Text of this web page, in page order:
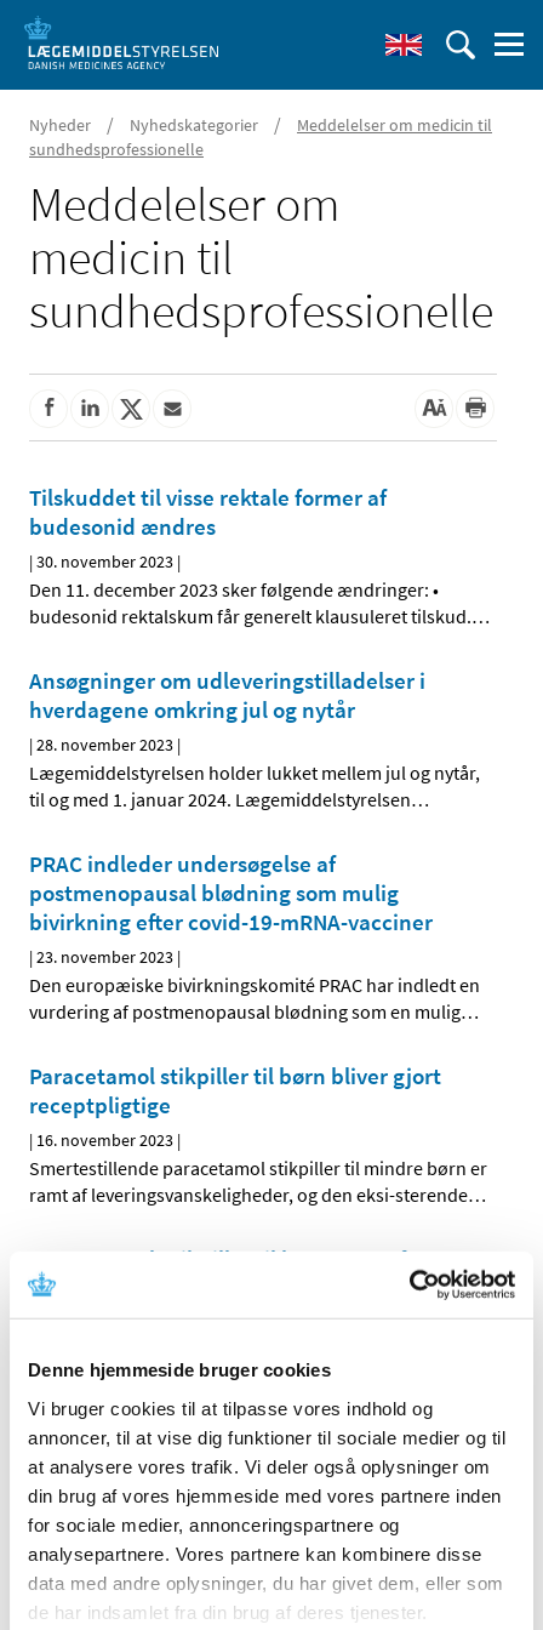
Denne hjemmeside bruger cookies
Vi bruger cookies til at tilpasse vores indhold og
annoncer, til at vise dig funktioner til sociale medier og til
at analysere vores trafik. Vi deler også oplysninger om
din brug af vores hjemmeside med vores partnere inden
for sociale medier, annonceringspartnere og
analysepartnere. Vores partnere kan kombinere disse
data med andre oplysninger, du har givet dem, eller som
de har indsamlet fra din brug af deres tjenester.
Nyheder / Nyhedskategorier /
Meddelelser om medicin til
sundhedsprofessionelle
Meddelelser om
medicin til
sundhedsprofessionelle
Tilskuddet til visse rektale former af
budesonid ændres
|30. november 2023 |
Den 11. december 2023 sker følgende ændringer: •
budesonid rektalskum får generelt klausuleret tilskud.…
Ansøgninger om udleveringstilladelser i
hverdagene omkring jul og nytår
|28. november 2023 |
Lægemiddelstyrelsen holder lukket mellem jul og nytår,
til og med 1. januar 2024. Lægemiddelstyrelsen…
PRAC indleder undersøgelse af
postmenopausal blødning som mulig
bivirkning efter covid-19-mRNA-vacciner
|23. november 2023 |
Den europæiske bivirkningskomité PRAC har indledt en
vurdering af postmenopausal blødning som en mulig…
Paracetamol stikpiller til børn bliver gjort
receptpligtige
| 16. november 2023 |
Smertestillende paracetamol stikpiller til mindre børn er
ramt af leveringsvanskeligheder, og den eksi-sterende…
Paracetamol-stikpiller til børn ramt af
leveringsproblemer
|9. november 2023|
vælger Paracetamol i oral form frem for stikpiller.
De første elektroniske produktinformationer
om lægemidler er nu offentliggjort
|9. november 2023|
Fire EU-lande – herunder Danmark – har nu offentliggjort
de første udgaver af digital produktinformation om…